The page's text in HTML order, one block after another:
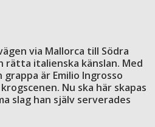
via Mallorca till Södra
italienska känslan. Med
är Emilio Ingrosso
Nu ska här skapas
slag han själv serverades